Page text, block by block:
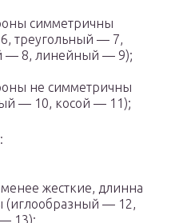
симметричны
треугольный — 7,
— 8, линейный — 9);
не симметричны
— 10, косой — 11);
менее жесткие, длинна
— 12,
13);